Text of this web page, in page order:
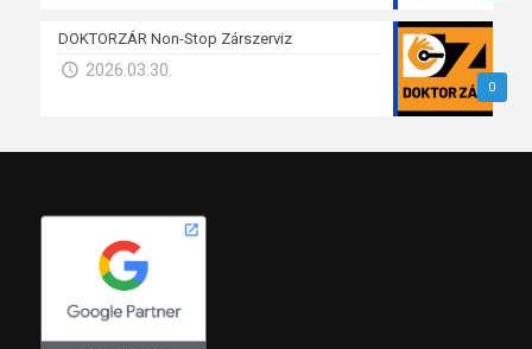
0
DOKTORZÁR Non-Stop Zárszerviz
2026.03.30.